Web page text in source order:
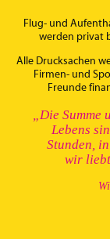
Flug- und
werden privat
Alle Drucksachen
Firmen- und
Freunde
„Die Summe
Lebens
Stunden, in
wir